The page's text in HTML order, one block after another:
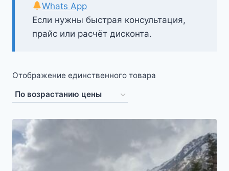
Если нужны быстрая консультация,
прайс или расчёт дисконта.
Whats App
Отображение единственного товара